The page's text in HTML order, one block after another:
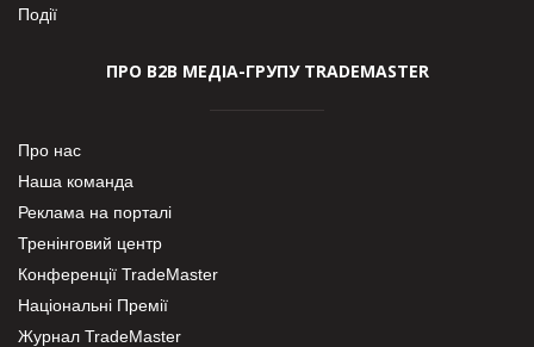
Події
ПРО В2В МЕДІА-ГРУПУ TRADEMASTER
Про нас
Наша команда
Реклама на порталі
Тренінговий центр
Конференції TradeMaster
Національні Премії
Журнал TradeMaster